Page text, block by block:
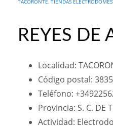
TACORONTE, TIENDAS
REYES DE
Localidad:
Código postal:
Teléfono:
Provincia: S. C. DE
Actividad: